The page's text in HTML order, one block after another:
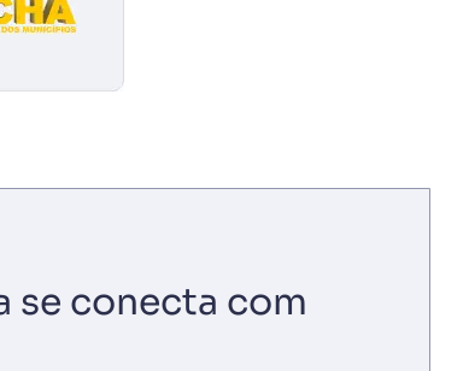
se conecta com